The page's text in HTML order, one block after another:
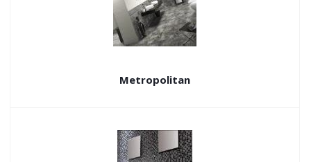
Metropolitan